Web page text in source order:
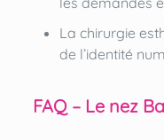
La chirurgie
de l’identité
FAQ – Le nez